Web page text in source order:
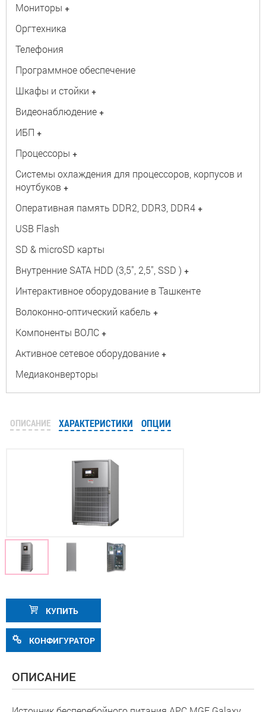
Мониторы +
Оргтехника
Телефония
Программное обеспечение
Шкафы и стойки +
Видеонаблюдение +
ИБП +
Процессоры +
Системы охлаждения для процессоров, корпусов и
ноутбуков +
Оперативная память DDR2, DDR3, DDR4 +
USB Flash
SD & microSD карты
Внутренние SATA HDD (3,5", 2,5", SSD ) +
Интерактивное оборудование в Ташкенте
Волоконно-оптический кабель +
Компоненты ВОЛС +
Активное сетевое оборудование +
Медиаконверторы
ОПИСАНИЕ ХАРАКТЕРИСТИКИ ОПЦИИ
КУПИТЬ
КОНФИГУРАТОР
ОПИСАНИЕ